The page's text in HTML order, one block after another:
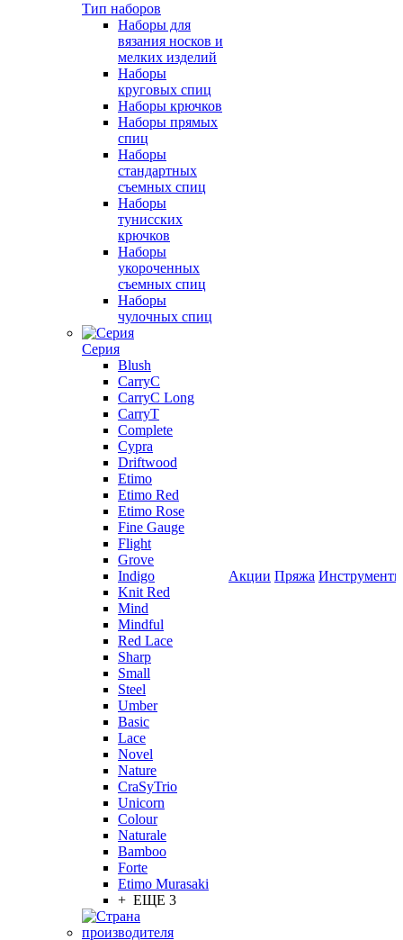
Тип наборов
Наборы для
вязания носков и
мелких изделий
Наборы
круговых спиц
Наборы крючков
Наборы прямых
спиц
Наборы
стандартных
съемных спиц
Наборы
тунисских
крючков
Наборы
укороченных
съемных спиц
Наборы
чулочных спиц
Серия
Blush
CarryC
CarryC Long
CarryT
Complete
Cypra
Driftwood
Etimo
Etimo Red
Etimo Rose
Fine Gauge
Flight
Grove
Indigo
Knit Red
Mind
Mindful
Red Lace
Sharp
Small
Steel
Umber
Basic
Lace
Novel
Nature
CraSyTrio
Unicorn
Colour
Naturale
Bamboo
Forte
Etimo Murasaki
+ ЕЩЕ 3
Акции Пряжа Инструменты